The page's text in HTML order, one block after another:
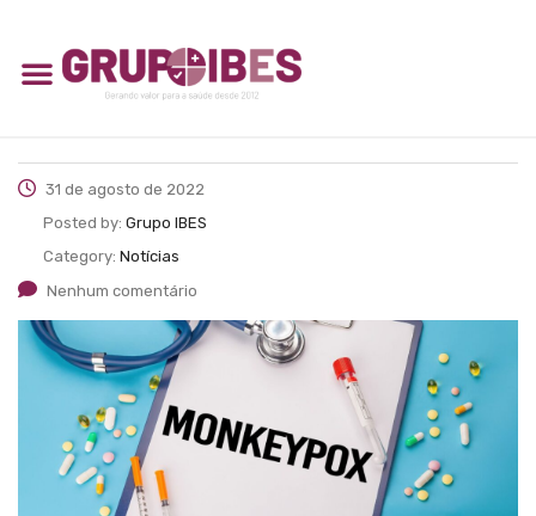
31 de agosto de 2022
Posted by: Grupo IBES
Category: Notícias
Nenhum comentário